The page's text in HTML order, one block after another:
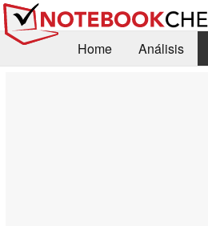
Home Análisis